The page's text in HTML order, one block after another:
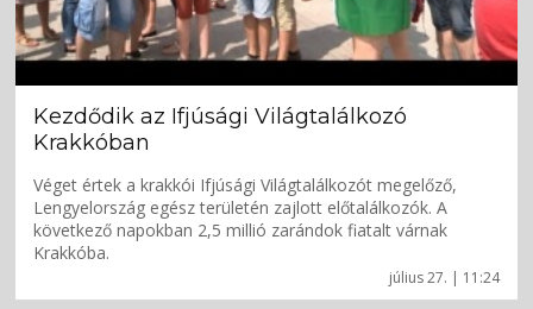
július 27. | 11:24
Kezdődik az Ifjúsági Világtalálkozó
Krakkóban
Véget értek a krakkói Ifjúsági Világtalálkozót megelőző,
Lengyelország egész területén zajlott előtalálkozók. A
következő napokban 2,5 millió zarándok fiatalt várnak
Krakkóba.